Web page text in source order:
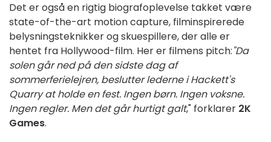
Det er også en rigtig biografoplevelse takket være
state-of-the-art motion capture, filminspirerede
belysningsteknikker og skuespillere, der alle er
hentet fra Hollywood-film. Her er filmens pitch:"Da
solen går ned på den sidste dag af
sommerferielejren, beslutter lederne i Hackett's
Quarry at holde en fest. Ingen børn. Ingen voksne.
Ingen regler. Men det går hurtigt galt," forklarer 2K
Games.